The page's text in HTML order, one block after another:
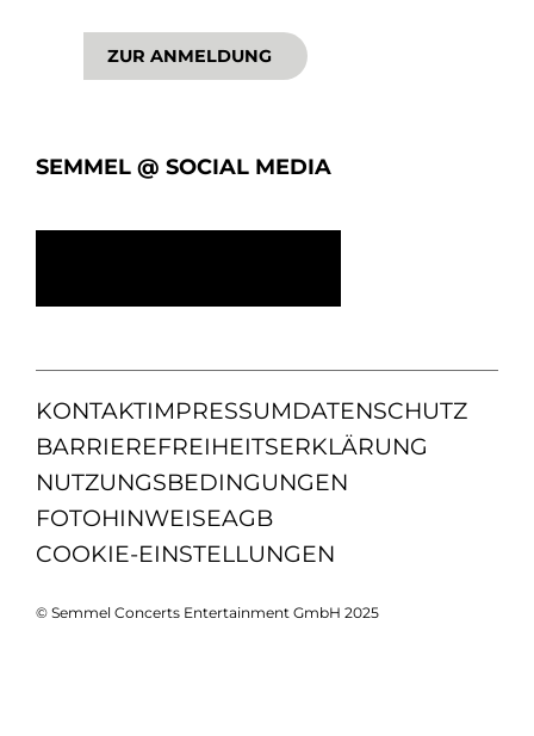
ZUR ANMELDUNG
SEMMEL @ SOCIAL MEDIA
KONTAKTIMPRESSUMDATENSCHUTZ
BARRIEREFREIHEITSERKLÄRUNG
NUTZUNGSBEDINGUNGEN
FOTOHINWEISEAGB
COOKIE-EINSTELLUNGEN
© Semmel Concerts Entertainment GmbH 2025